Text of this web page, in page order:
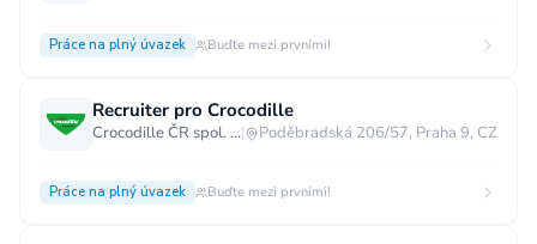
Práce na plný úvazek Buďte mezi prvními!
Recruiter pro Crocodille
Crocodille ČR spol. s.r.o.| Poděbradská 206/57, Praha 9, CZ
Práce na plný úvazek Buďte mezi prvními!